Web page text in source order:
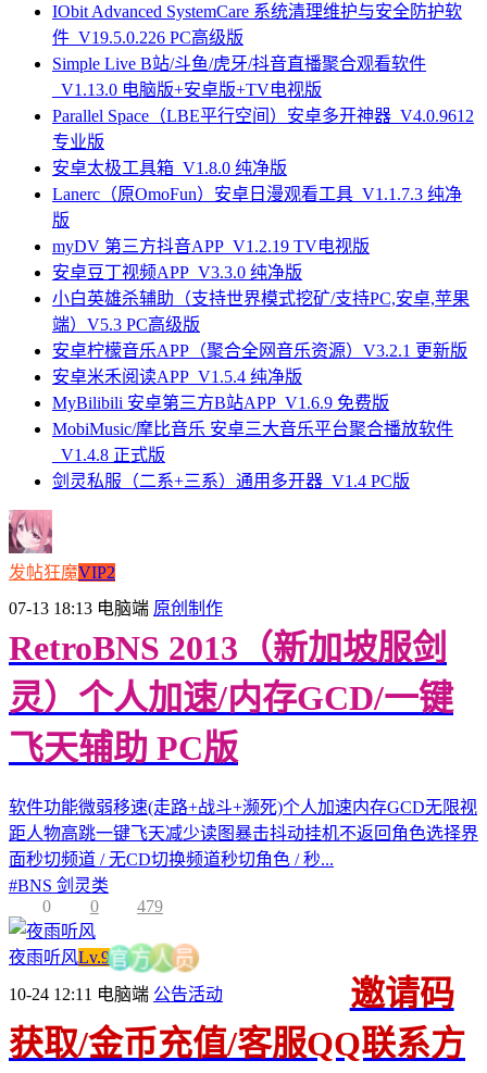
IObit Advanced SystemCare 系统清理维护与安全防护软
件_V19.5.0.226 PC高级版
Simple Live B站/斗鱼/虎牙/抖音直播聚合观看软件
_V1.13.0 电脑版+安卓版+TV电视版
Parallel Space（LBE平行空间）安卓多开神器_V4.0.9612
专业版
安卓太极工具箱_V1.8.0 纯净版
Lanerc（原OmoFun）安卓日漫观看工具_V1.1.7.3 纯净
版
myDV 第三方抖音APP_V1.2.19 TV电视版
安卓豆丁视频APP_V3.3.0 纯净版
小白英雄杀辅助（支持世界模式挖矿/支持PC,安卓,苹果
端）V5.3 PC高级版
安卓柠檬音乐APP（聚合全网音乐资源）V3.2.1 更新版
安卓米禾阅读APP_V1.5.4 纯净版
MyBilibili 安卓第三方B站APP_V1.6.9 免费版
MobiMusic/摩比音乐 安卓三大音乐平台聚合播放软件
_V1.4.8 正式版
剑灵私服（二系+三系）通用多开器_V1.4 PC版
发帖狂魔VIP2
07-13 18:13 电脑端 原创制作
RetroBNS 2013（新加坡服剑
灵）个人加速/内存GCD/一键
飞天辅助 PC版
软件功能微弱移速(走路+战斗+濒死)个人加速内存GCD无限视
距人物高跳一键飞天减少读图暴击抖动挂机不返回角色选择界
面秒切频道 / 无CD切换频道秒切角色 / 秒...
#BNS 剑灵类
0
0 479
夜雨听风Lv.9官 方 人 员
10-24 12:11 电脑端 公告活动
邀请码
获取/金币充值/客服QQ联系方